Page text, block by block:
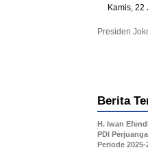
Kamis, 22
Presiden
Berita
H. Iwan
PDI
Periode 2025-